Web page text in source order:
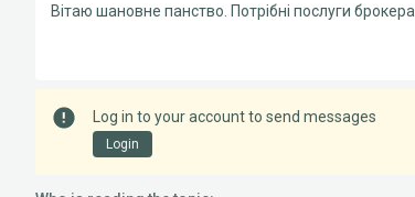
Вітаю шановне панство. Потрібні послуги брокера.
Log in to your account to send messages
Login